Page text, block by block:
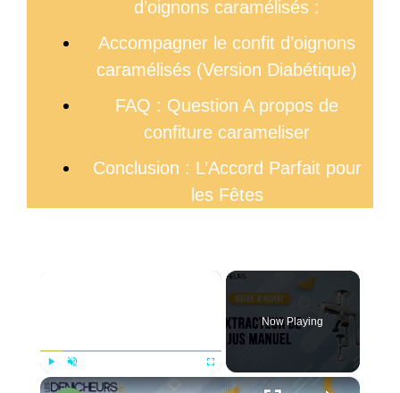
d’oignons caramélisés :
Accompagner le confit d’oignons
caramélisés (Version Diabétique)
FAQ : Question A propos de
confiture carameliser
Conclusion : L’Accord Parfait pour
les Fêtes
×
Play Unmute Fullscreen
Now Playing
×